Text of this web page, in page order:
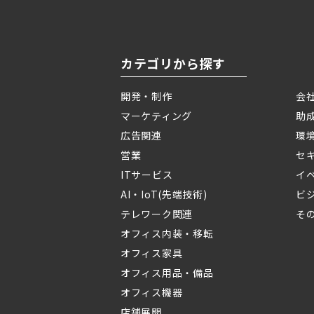
カテゴリから探す
開発・制作
マーケティング
広告関連
営業
ITサービス
AI・IoT(先端技術)
テレワーク関連
オフィス内装・移転
オフィス家具
オフィス用品・備品
オフィス機器
会
助
環
セ
イ
ビ
そ